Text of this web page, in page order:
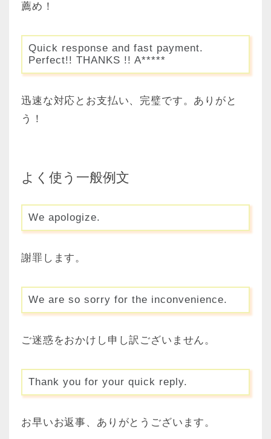
薦め！
Quick response and fast payment.
Perfect!! THANKS !! A*****
迅速な対応とお支払い、完璧です。ありがと
う！
よく使う一般例文
We apologize.
謝罪します。
We are so sorry for the inconvenience.
ご迷惑をおかけし申し訳ございません。
Thank you for your quick reply.
お早いお返事、ありがとうございます。